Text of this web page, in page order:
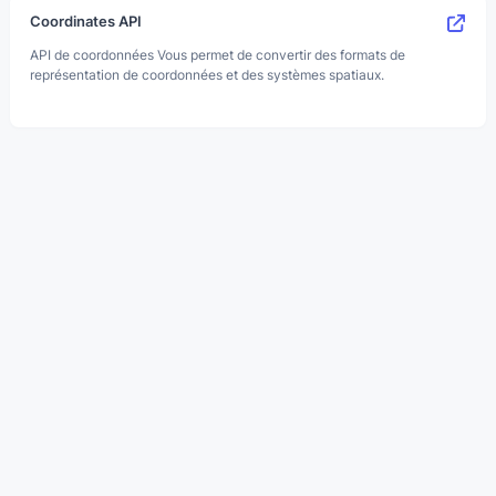
Coordinates API
API de coordonnées Vous permet de convertir des formats de
représentation de coordonnées et des systèmes spatiaux.